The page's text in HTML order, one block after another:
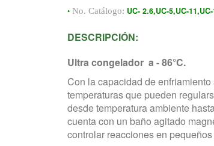
•No. Catálogo: UC- 2.6,UC-5,UC-
DESCRIPCIÓN:
Ultra congelador a - 86°C.
Con la capacidad de enfriamiento
temperaturas que pueden
desde temperatura ambiente
cuenta con un baño agitado
controlar reacciones en